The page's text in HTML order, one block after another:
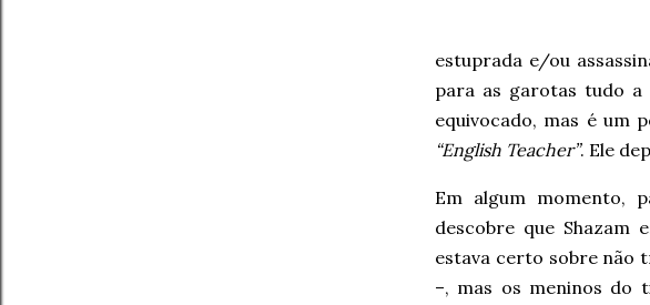
estuprada e/ou
para as garotas tudo a
equivocado, mas é um
“English Teacher”. Ele
Em algum momento,
descobre que
estava certo sobre não
–, mas os meninos do